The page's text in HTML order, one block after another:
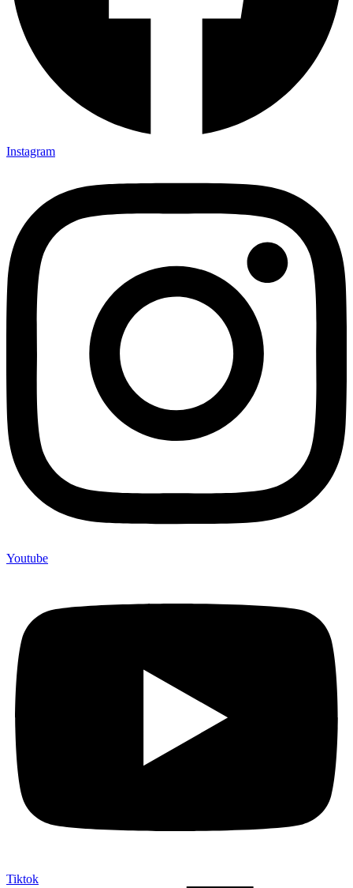
Instagram
Youtube
Tiktok